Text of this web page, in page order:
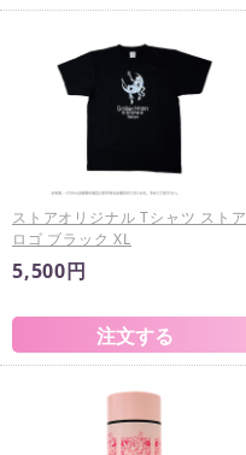
ストアオリジナル Tシャツ ストア
ロゴ ブラック XL
5,500円